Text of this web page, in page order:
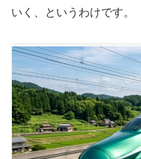
いく、というわけです。